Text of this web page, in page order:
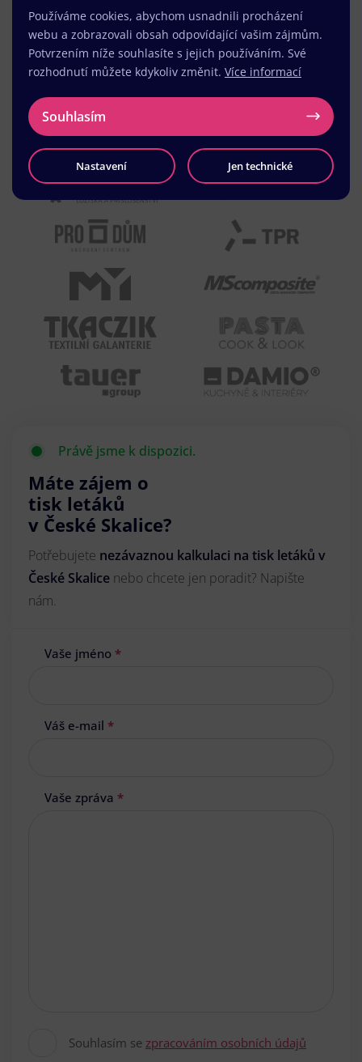
Právě jsme k dispozici.
Máte zájem o
tisk letáků
v České Skalice?
Potřebujete nezávaznou kalkulaci na tisk letáků v
České Skalice nebo chcete jen poradit? Napište
nám.
Vaše jméno *
Váš e-mail *
Vaše zpráva *
Souhlasím se zpracováním osobních údajů
Používáme cookies, abychom usnadnili procházení
webu a zobrazovali obsah odpovídající vašim zájmům.
Potvrzením níže souhlasíte s jejich používáním. Své
rozhodnutí můžete kdykoliv změnit. Více informací
Souhlasím
Nastavení Jen technické